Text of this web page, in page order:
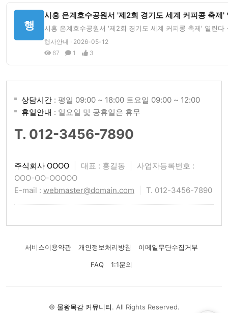
행
시흥 은계호수공원서 '제2회 경기도 세계 커피콩 축제
시흥 은계호수공원서 '제2회 경기도 세계 커피콩 축제' 열린
행사안내 · 2026-05-12
67
1 3
상담시간 : 평일 09:00 ~ 18:00 토요일 09:00 ~ 12:00
휴일안내 : 일요일 및 공휴일은 휴무
T. 012-3456-7890
주식회사 OOOO 대표 : 홍길동
사업자등록번호 :
OOO-OO-OOOOO
E-mail : webmaster@domain.com T. 012-3456-7890
서비스이용약관 개인정보처리방침 이메일무단수집거부
FAQ 1:1문의
© 물왕목감 커뮤니티. All Rights Reserved.